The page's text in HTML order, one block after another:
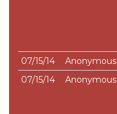
07/15/14
Anonymous
07/15/14
Anonymous